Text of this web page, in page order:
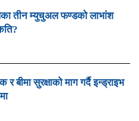
तीन म्युचुअल फण्डको लाभांश
र बीमा सुरक्षाको माग गर्दै इन्ड्राइभ